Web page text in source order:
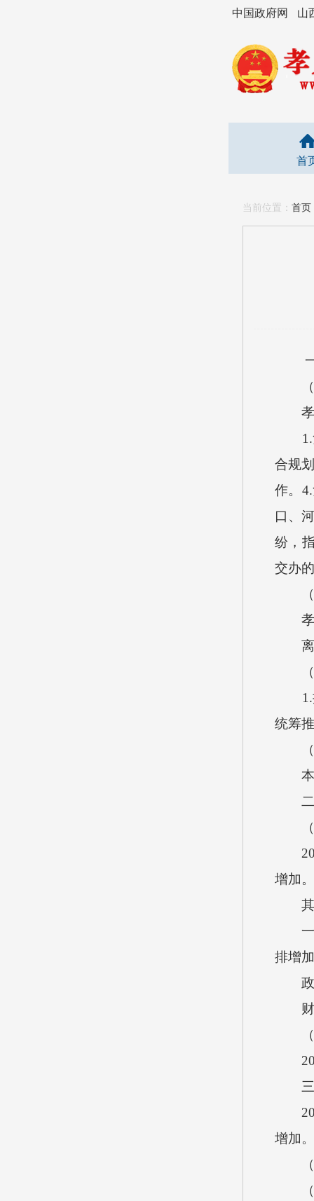
中国政府网 山
首
当前位置： 首页
一
（
孝义
1.负
合规
作。
口、
纷，
交办
（
孝义
离退
（
1.推
统筹
（
本单
二
（
增加。
其
一般
排增
政府
财政
（
三
增加。
（一
（1